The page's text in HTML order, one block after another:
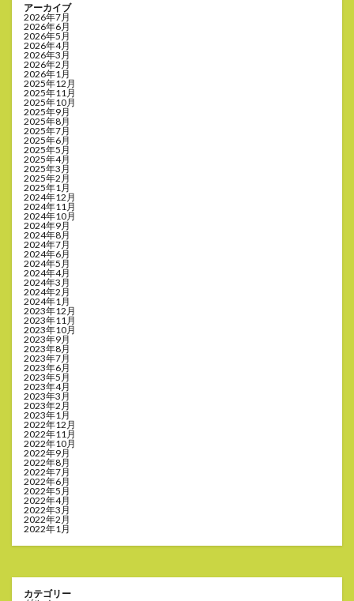
アーカイブ
2026年7月
2026年6月
2026年5月
2026年4月
2026年3月
2026年2月
2026年1月
2025年12月
2025年11月
2025年10月
2025年9月
2025年8月
2025年7月
2025年6月
2025年5月
2025年4月
2025年3月
2025年2月
2025年1月
2024年12月
2024年11月
2024年10月
2024年9月
2024年8月
2024年7月
2024年6月
2024年5月
2024年4月
2024年3月
2024年2月
2024年1月
2023年12月
2023年11月
2023年10月
2023年9月
2023年8月
2023年7月
2023年6月
2023年5月
2023年4月
2023年3月
2023年2月
2023年1月
2022年12月
2022年11月
2022年10月
2022年9月
2022年8月
2022年7月
2022年6月
2022年5月
2022年4月
2022年3月
2022年2月
2022年1月
カテゴリー